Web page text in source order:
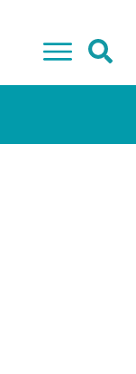
Start
Low-Carb Rezepte